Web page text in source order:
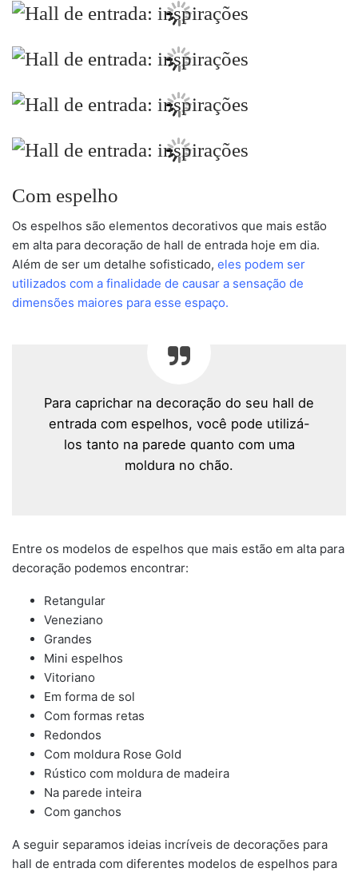
Com espelho
Os espelhos são elementos decorativos que mais estão
em alta para decoração de hall de entrada hoje em dia.
Além de ser um detalhe sofisticado, eles podem ser
utilizados com a finalidade de causar a sensação de
dimensões maiores para esse espaço.
Para caprichar na decoração do seu hall de
entrada com espelhos, você pode utilizá-
los tanto na parede quanto com uma
moldura no chão.
Entre os modelos de espelhos que mais estão em alta para
decoração podemos encontrar:
Retangular
Veneziano
Grandes
Mini espelhos
Vitoriano
Em forma de sol
Com formas retas
Redondos
Com moldura Rose Gold
Rústico com moldura de madeira
Na parede inteira
Com ganchos
A seguir separamos ideias incríveis de decorações para
hall de entrada com diferentes modelos de espelhos para